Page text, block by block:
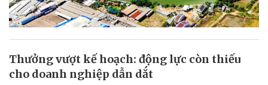
Thưởng vượt kế hoạch: động lực còn thiếu
cho doanh nghiệp dẫn dắt